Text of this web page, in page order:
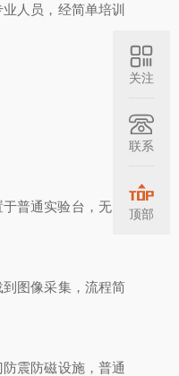
人员，经简单培训
普通实验台，无需
图像采集，流程简
震防磁设施，普通
关注
联系
顶部